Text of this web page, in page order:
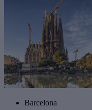
Barcelona